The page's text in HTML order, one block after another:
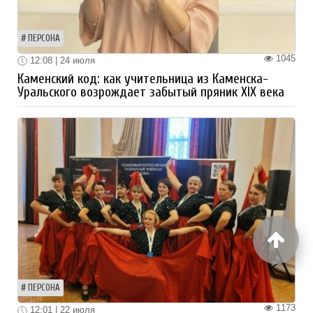
ПЕРСОНА
1045
12:08 | 24 июля
Каменский код: как учительница из Каменска-
Уральского возрождает забытый пряник XIX века
ПЕРСОНА
1173
12:01 | 22 июля